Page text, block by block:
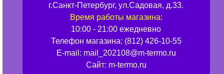
г.Санкт-Петербург, ул.Садовая, д.33.
Время работы магазина:
10:00 - 21:00 ежедневно
Телефон магазина: (812) 426-10-55
E-mail: mail_202108@m-termo.ru
Сайт: m-termo.ru